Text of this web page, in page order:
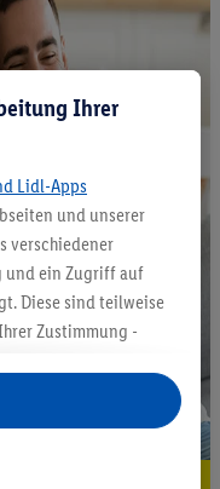
Ihrer
Lidl-Apps
und unserer
verschiedener
und ein Zugriff auf
Diese sind teilweise
Zustimmung -
IAB TCF
Werbung